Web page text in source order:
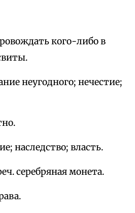
кого-либо в
неугодного; нечестие;
наследство; власть.
серебряная монета.